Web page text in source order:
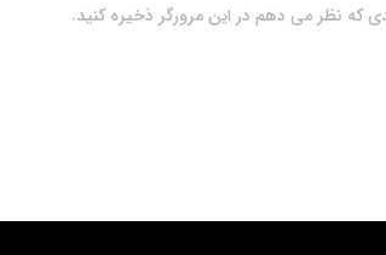
که نظر می دهم در این مرورگر ذخیره کنید.